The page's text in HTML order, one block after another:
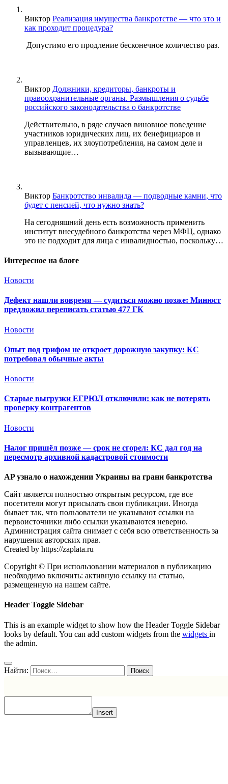
Виктор Реализация имущества банкротстве — что это и
как проходит процедура?
Допустимо его продление бесконечное количество раз.
Виктор Должники, кредиторы, банкроты и
правоохранительные органы. Размышления о судьбе
российского законодательства о банкротстве
Действительно, в ряде случаев виновное поведение
участников юридических лиц, их бенефициаров и
управленцев, их злоупотребления, на самом деле и
вызывающие…
Виктор Банкротство инвалида — подводные камни, что
будет с пенсией, что нужно знать?
На сегодняшний день есть возможность применить
институт внесудебного банкротства через МФЦ, однако
это не подходит для лица с инвалидностью, поскольку…
Интересное на блоге
Новости
Дефект нашли вовремя — судиться можно позже: Минюст
предложил переписать статью 477 ГК
Новости
Опыт под грифом не откроет дорожную закупку: КС
потребовал обычные акты
Новости
Старые выгрузки ЕГРЮЛ отключили: как не потерять
проверку контрагентов
Новости
Налог пришёл позже — срок не сгорел: КС дал год на
пересмотр архивной кадастровой стоимости
AP узнало о нахождении Украины на грани банкротства
Сайт является полностью открытым ресурсом, где все
посетители могут присылать свои публикации. Иногда
бывает так, что пользователи не указывают ссылки на
первоисточники либо ссылки указываются неверно.
Администрация сайта снимает с себя всю ответственность за
нарушения авторских прав.
Created by https://zaplata.ru
Copyright © При использовании материалов в публикацию
необходимо включить: активную ссылку на статью,
размещенную на нашем сайте.
Header Toggle Sidebar
This is an example widget to show how the Header Toggle Sidebar
looks by default. You can add custom widgets from the widgets in
the admin.
Найти:
Insert